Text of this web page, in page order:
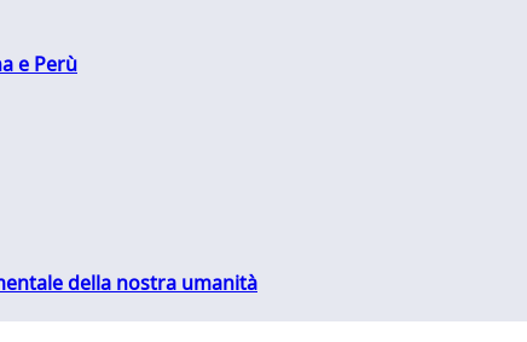
e Perù
della nostra umanità